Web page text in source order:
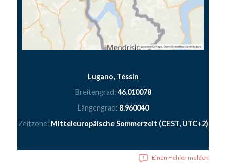
Lugano, Tessin
Breitengrad: 46.010078
Längengrad: 8.960040
Zeitzone: Mitteleuropäische Sommerzeit (CEST, UTC+2)
Einen Fehler melden